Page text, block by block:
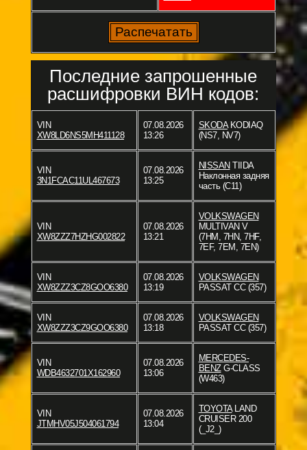
Последние запрошенные
расшифровки ВИН кодов:
VIN
XW8LD6NS5MH411128
07.08.2026
13:26
SKODAKODIAQ
(NS7, NV7)
VIN
3N1FCAC11UL467673
07.08.2026
13:25
NISSAN TIIDA
Наклонная задняя
часть (C11)
VIN
XW8ZZZ7HZHG002822
07.08.2026
13:21
VOLKSWAGEN
MULTIVAN V
(7HM, 7HN, 7HF,
7EF, 7EM, 7EN)
VIN
XW8ZZZ3CZ8GOO6380
07.08.2026
13:19
VOLKSWAGEN
PASSAT CC (357)
VIN
XW8ZZZ3CZ9GOO6380
07.08.2026
13:18
VOLKSWAGEN
PASSAT CC (357)
VIN
WDB4632701X162960
07.08.2026
13:06
MERCEDES-
BENZG-CLASS
(W463)
VIN
JTMHV05J504061794
07.08.2026
13:04
TOYOTALAND
CRUISER 200
(_J2_)